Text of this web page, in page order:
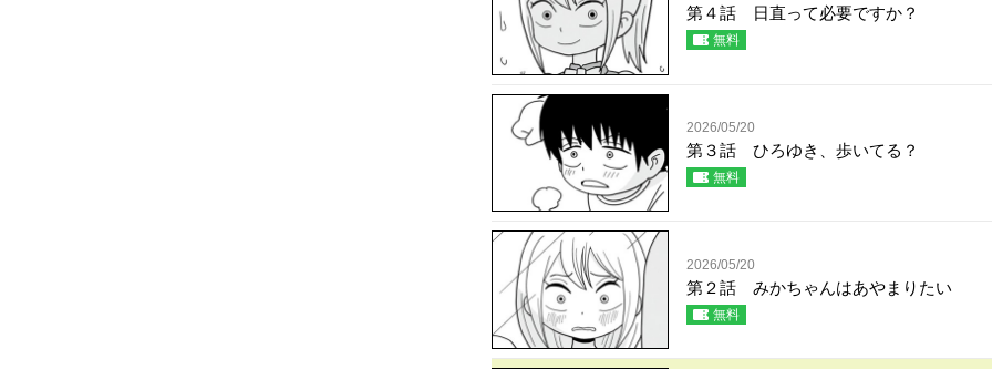
第４話 日直って必要ですか？
無料
2026/05/20
第３話 ひろゆき、歩いてる？
無料
2026/05/20
第２話 みかちゃんはあやまりたい
無料